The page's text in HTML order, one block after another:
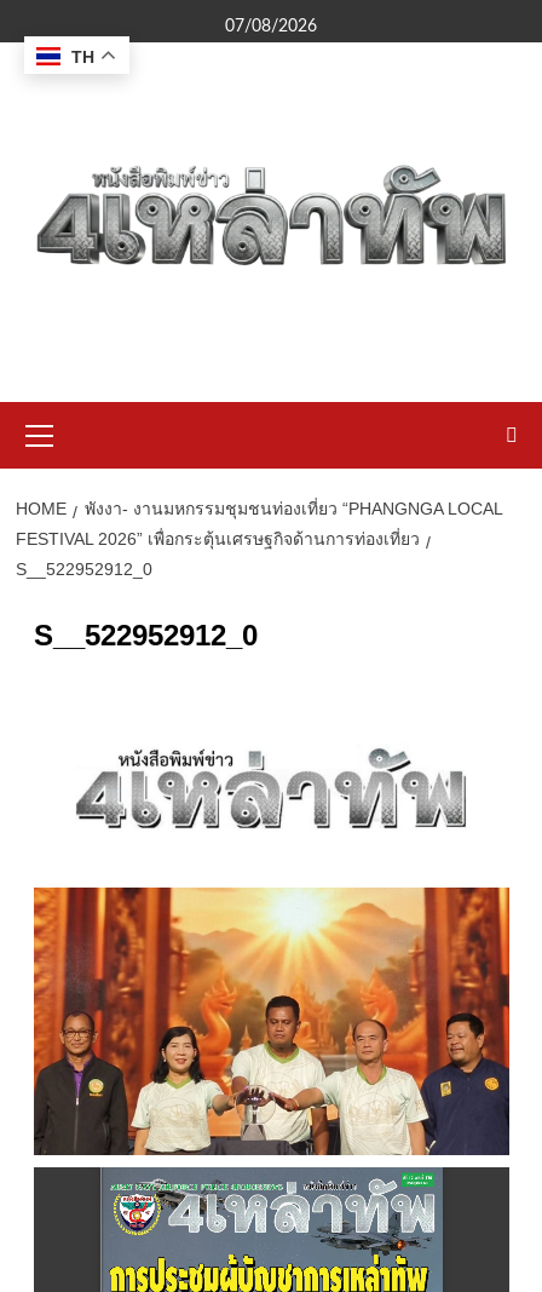
to
content
07/08/2026
Menu
HOME
พังงา- งานมหกรรมชุมชนท่องเที่ยว “PHANGNGA LOCAL
FESTIVAL 2026” เพื่อกระตุ้นเศรษฐกิจด้านการท่องเที่ยว
S__522952912_0
S__522952912_0
TH